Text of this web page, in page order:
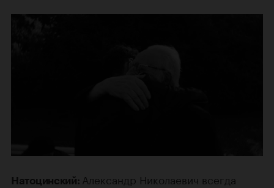
Натоцинский: Александр Николаевич всегда